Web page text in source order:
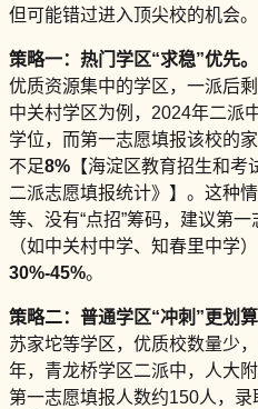
但可能错过进入顶尖校的机会。
策略一：热门学区“求稳”优先。
优质资源集中的学区，一派后
中关村学区为例，2024年二派
学位，而第一志愿填报该校的
不足8% 【海淀区教育招生和
二派志愿填报统计》】。这种
等、没有“点招”筹码，建议第
（如中关村中学、知春里中学
30%-45%。
策略二：普通学区“冲刺”更划算
苏家坨等学区，优质校数量少
年，青龙桥学区二派中，人大
第一志愿填报人数约150人，录